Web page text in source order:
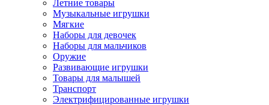
Летние товары
Музыкальные игрушки
Мягкие
Наборы для девочек
Наборы для мальчиков
Оружие
Развивающие игрушки
Товары для малышей
Транспорт
Электрифицированные игрушки